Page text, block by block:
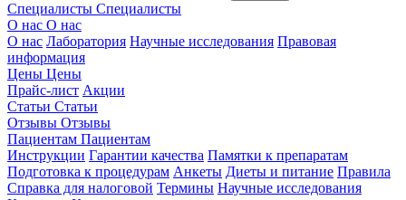
Специалисты Специалисты
О нас О нас
О нас Лаборатория Научные исследования Правовая
информация
Цены Цены
Прайс-лист Акции
Статьи Статьи
Отзывы Отзывы
Пациентам Пациентам
Инструкции Гарантии качества Памятки к препаратам
Подготовка к процедурам Анкеты Диеты и питание Правила
Справка для налоговой Термины Научные исследования